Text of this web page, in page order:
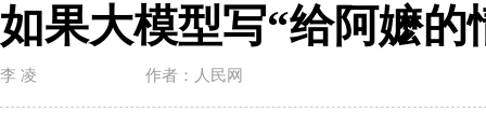
如果大模型写“给阿嬷
李 凌 作者：人民网